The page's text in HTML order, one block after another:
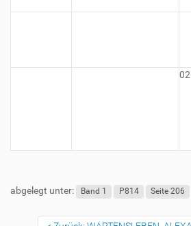
abgelegt unter: Band 1 P814 Seite 206